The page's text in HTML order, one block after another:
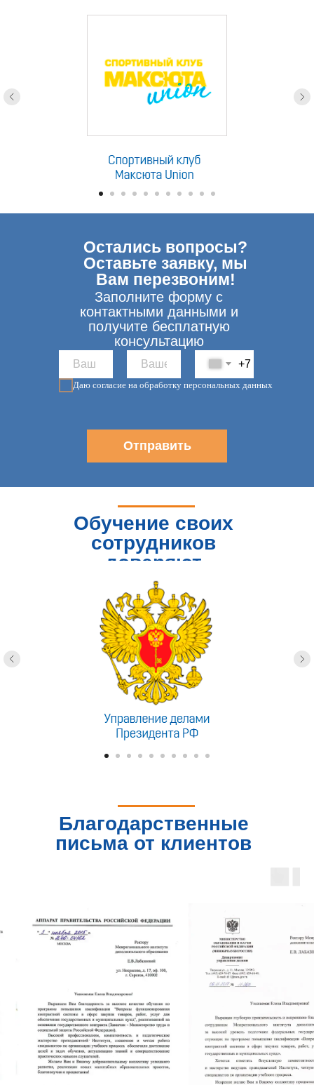
+7
Даю согласие на обработку персональных данных
Отправить
Остались вопросы?
Оставьте заявку, мы
Вам перезвоним!
Заполните форму с
контактными данными и
получите бесплатную
консультацию
Обучение своих
сотрудников
доверяют
Благодарственные
письма от клиентов